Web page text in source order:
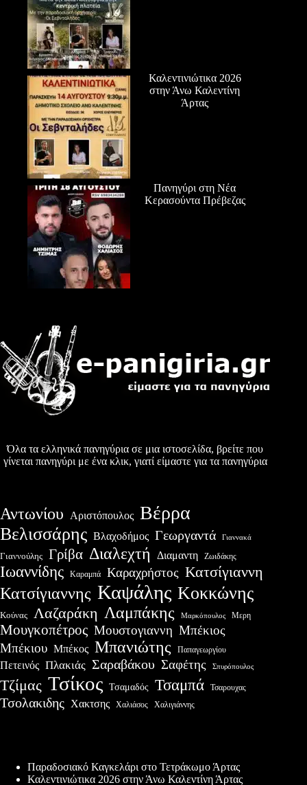
Καλεντινιώτικα 2026
στην Άνω Καλεντίνη
Άρτας
Πανηγύρι στη Νέα
Κερασούντα Πρέβεζας
Όλα τα ελληνικά πανηγύρια σε μια ιστοσελίδα, βρείτε που
γίνεται πανηγύρι με ένα κλικ, γιατί είμαστε για τα πανηγύρια
Αντωνίου Αριστόπουλος Βέρρα
Βελισσάρης Βλαχοδήμος Γεωργαντά Γιαννακά
Γιαννούλης Γρίβα Διαλεχτή Διαμαντη Ζωιδάκης
Ιωαννίδης Καραμπά Καραχρήστος Κατσίγιαννη
Κατσίγιαννης Καψάλης Κοκκώνης
Κούνας Λαζαράκη Λαμπάκης Μαρκόπουλος Μερη
Μουγκοπέτρος Μουστογιαννη Μπέκιος
Μπέκιου Μπέκος Μπανιώτης Παπαγεωργίου
Πετεινός Πλακιάς Σαραβάκου Σαφέτης Σπυρόπουλος
Τζίμας Τσίκος Τσαμαδός Τσαμπά Τσαρουχας
Τσολακιδης Χακτσης Χαλιάσος Χαλιγιάννης
Παραδοσιακό Καγκελάρι στο Τετράκωμο Άρτας
Καλεντινιώτικα 2026 στην Άνω Καλεντίνη Άρτας